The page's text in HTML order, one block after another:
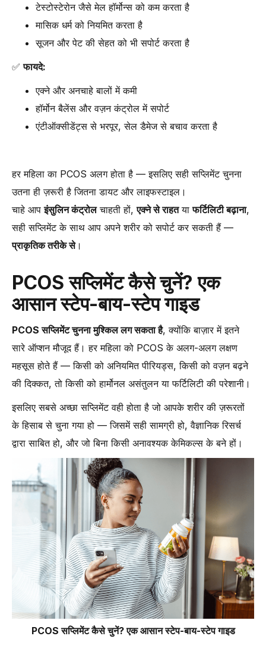
टेस्टोस्टेरोन जैसे मेल हॉर्मोन्स को कम करता है
मासिक धर्म को नियमित करता है
सूजन और पेट की सेहत को भी सपोर्ट करता है
✅फायदे:
एक्ने और अनचाहे बालों में कमी
हॉर्मोन बैलेंस और वज़न कंट्रोल में सपोर्ट
एंटीऑक्सीडेंट्स से भरपूर, सेल डैमेज से बचाव करता है
हर महिला का PCOS अलग होता है — इसलिए सही सप्लिमेंट चुनना
उतना ही ज़रूरी है जितना डायट और लाइफस्टाइल।
चाहे आपइंसुलिन कंट्रोलचाहती हों,एक्ने से राहतयाफर्टिलिटी बढ़ाना,
सही सप्लिमेंट के साथ आप अपने शरीर को सपोर्ट कर सकती हैं —
प्राकृतिक तरीके से।
PCOS सप्लिमेंट कैसे चुनें? एक
आसान स्टेप-बाय-स्टेप गाइड
PCOS सप्लिमेंट चुनना मुश्किल लग सकता है, क्योंकि बाज़ार में इतने
सारे ऑप्शन मौजूद हैं। हर महिला को PCOS के अलग-अलग लक्षण
महसूस होते हैं — किसी को अनियमित पीरियड्स, किसी को वज़न बढ़ने
की दिक्कत, तो किसी को हार्मोनल असंतुलन या फर्टिलिटी की परेशानी।
इसलिए सबसे अच्छा सप्लिमेंट वही होता है जो आपके शरीर की ज़रूरतों
के हिसाब से चुना गया हो — जिसमें सही सामग्री हो, वैज्ञानिक रिसर्च
द्वारा साबित हो, और जो बिना किसी अनावश्यक केमिकल्स के बने हों।
PCOS सप्लिमेंट कैसे चुनें? एक आसान स्टेप-बाय-स्टेप गाइड